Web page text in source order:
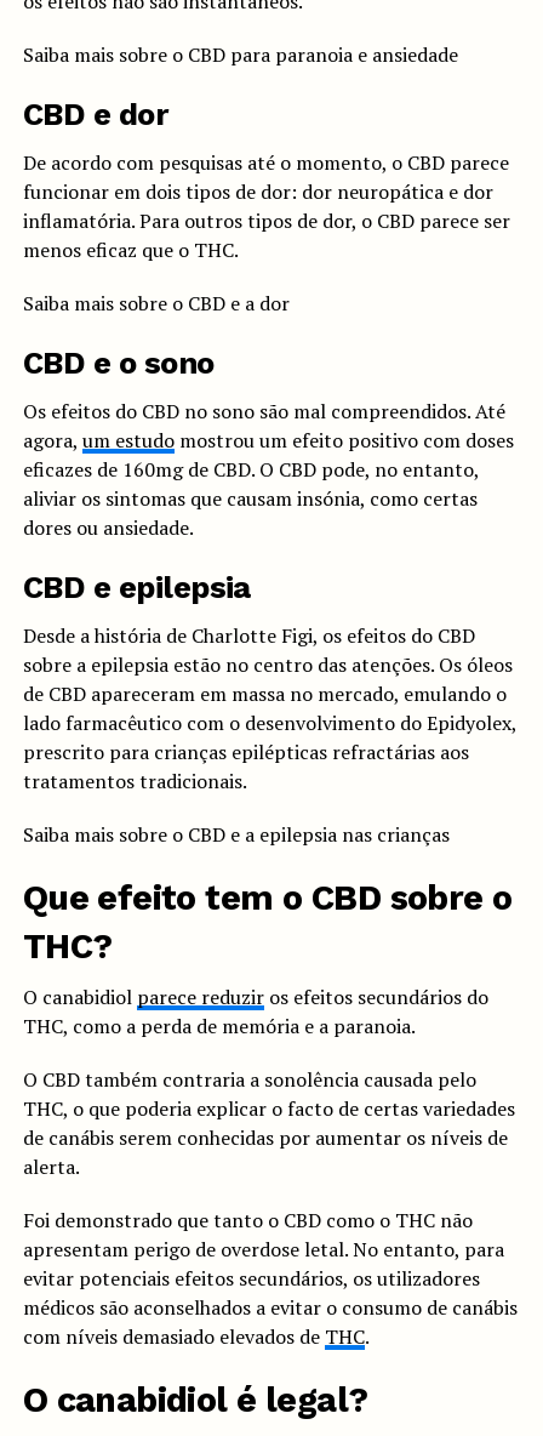
Saiba mais sobre o CBD para paranoia e ansiedade
CBD e dor
De acordo com pesquisas até o momento, o CBD parece
funcionar em dois tipos de dor: dor neuropática e dor
inflamatória. Para outros tipos de dor, o CBD parece ser
menos eficaz que o THC.
Saiba mais sobre o CBD e a dor
CBD e o sono
Os efeitos do CBD no sono são mal compreendidos. Até
agora, um estudomostrou um efeito positivo com doses
eficazes de 160mg de CBD. O CBD pode, no entanto,
aliviar os sintomas que causam insónia, como certas
dores ou ansiedade.
CBD e epilepsia
Desde a história de Charlotte Figi, os efeitos do CBD
sobre a epilepsia estão no centro das atenções. Os óleos
de CBD apareceram em massa no mercado, emulando o
lado farmacêutico com o desenvolvimento do Epidyolex,
prescrito para crianças epilépticas refractárias aos
tratamentos tradicionais.
Saiba mais sobre o CBD e a epilepsia nas crianças
Que efeito tem o CBD sobre o
THC?
O canabidiol parece reduziros efeitos secundários do
THC, como a perda de memória e a paranoia.
O CBD também contraria a sonolência causada pelo
THC, o que poderia explicar o facto de certas variedades
de canábis serem conhecidas por aumentar os níveis de
alerta.
Foi demonstrado que tanto o CBD como o THC não
apresentam perigo de overdose letal. No entanto, para
evitar potenciais efeitos secundários, os utilizadores
médicos são aconselhados a evitar o consumo de canábis
com níveis demasiado elevados de THC.
O canabidiol é legal?